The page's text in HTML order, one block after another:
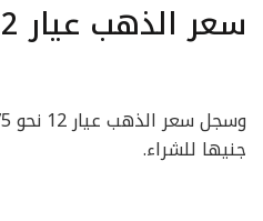
سعر الذهب عيار 12
جنيها للشراء.